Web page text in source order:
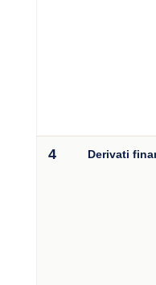
4 Derivati